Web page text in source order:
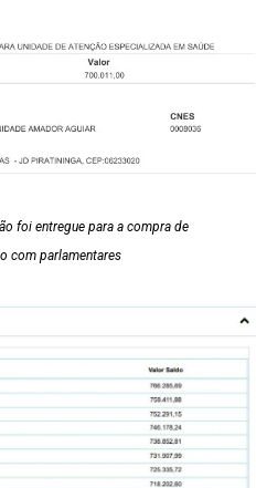
foi entregue para a compra de
com parlamentares